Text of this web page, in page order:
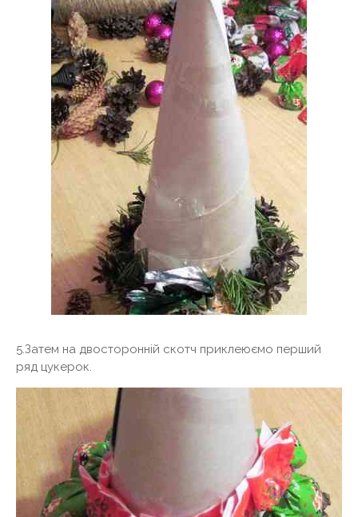
5.Затем на двосторонній скотч приклеюємо перший
ряд цукерок.